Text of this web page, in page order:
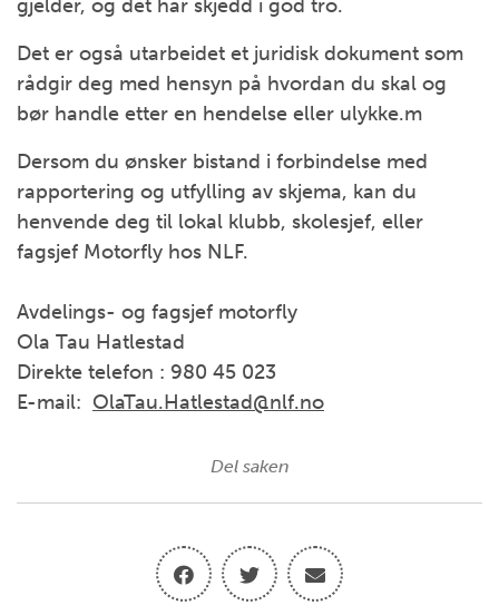
gjelder, og det har skjedd i god tro.
Det er også utarbeidet et juridisk dokument som
rådgir deg med hensyn på hvordan du skal og
bør handle etter en hendelse eller ulykke.m
Dersom du ønsker bistand i forbindelse med
rapportering og utfylling av skjema, kan du
henvende deg til lokal klubb, skolesjef, eller
fagsjef Motorfly hos NLF.
Avdelings- og fagsjef motorfly
Ola Tau Hatlestad
Direkte telefon : 980 45 023
E-mail: OlaTau.Hatlestad@nlf.no
Del saken